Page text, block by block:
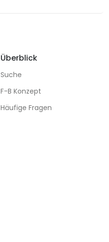
Überblick
Suche
F-B Konzept
Häufige Fragen